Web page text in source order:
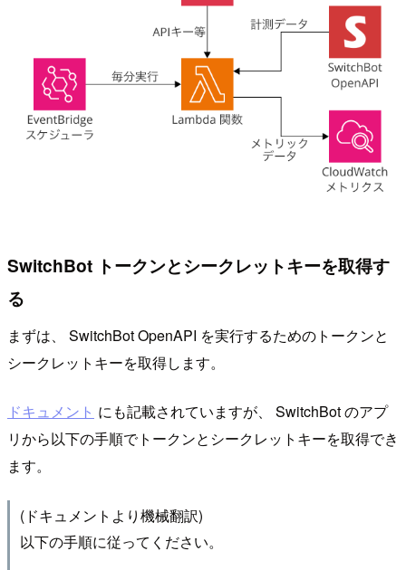
SwitchBot トークンとシークレットキーを取得す
る
まずは、 SwitchBot OpenAPI を実行するためのトークンと
シークレットキーを取得します。
ドキュメント にも記載されていますが、 SwitchBot のアプ
リから以下の手順でトークンとシークレットキーを取得でき
ます。
(ドキュメントより機械翻訳)
以下の手順に従ってください。